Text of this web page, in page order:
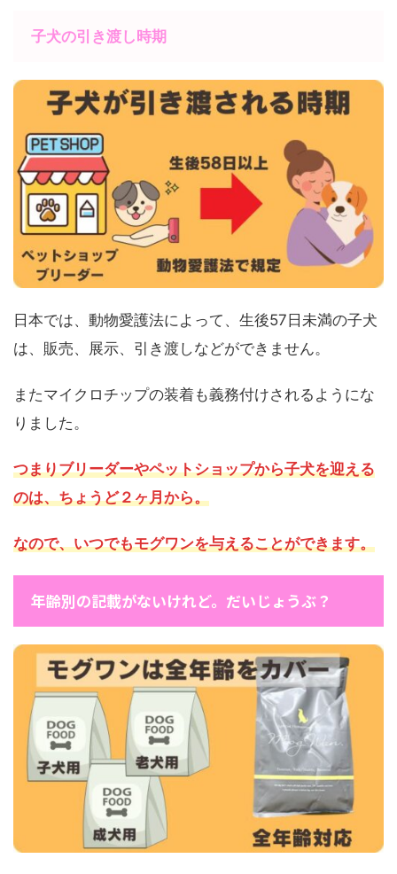
子犬の引き渡し時期
日本では、動物愛護法によって、生後57日未満の子犬
は、販売、展示、引き渡しなどができません。
またマイクロチップの装着も義務付けされるようにな
りました。
つまりブリーダーやペットショップから子犬を迎える
のは、ちょうど２ヶ月から。
なので、いつでもモグワンを与えることができます。
年齢別の記載がないけれど。だいじょうぶ？